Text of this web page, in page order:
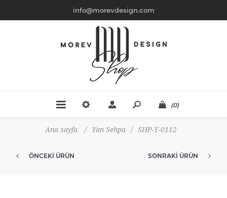
info@morevdesign.com
(0)
Ana sayfa / Yan Sehpa / SHP-Y-0112
ÖNCEKI ÜRÜN SONRAKI ÜRÜN